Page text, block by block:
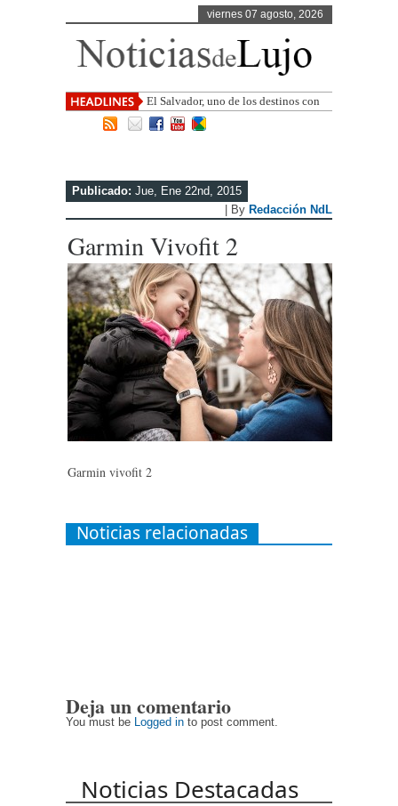
viernes 07 agosto, 2026
El Salvador, uno de los destinos con
mayor proyección de Centr
Publicado: Jue, Ene 22nd, 2015
| By Redacción NdL
Garmin Vivofit 2
Garmin vivofit 2
Noticias relacionadas
Deja un comentario
You must be Logged in to post comment.
Noticias Destacadas